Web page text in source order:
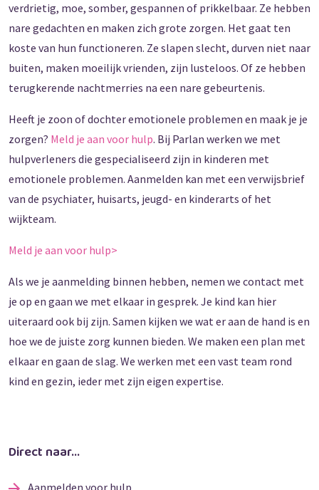
verdrietig, moe, somber, gespannen of prikkelbaar. Ze hebben
nare gedachten en maken zich grote zorgen. Het gaat ten
koste van hun functioneren. Ze slapen slecht, durven niet naar
buiten, maken moeilijk vrienden, zijn lusteloos. Of ze hebben
terugkerende nachtmerries na een nare gebeurtenis.
Heeft je zoon of dochter emotionele problemen en maak je je
zorgen? Meld je aan voor hulp. Bij Parlan werken we met
hulpverleners die gespecialiseerd zijn in kinderen met
emotionele problemen. Aanmelden kan met een verwijsbrief
van de psychiater, huisarts, jeugd- en kinderarts of het
wijkteam.
Meld je aan voor hulp>
Als we je aanmelding binnen hebben, nemen we contact met
je op en gaan we met elkaar in gesprek. Je kind kan hier
uiteraard ook bij zijn. Samen kijken we wat er aan de hand is en
hoe we de juiste zorg kunnen bieden. We maken een plan met
elkaar en gaan de slag. We werken met een vast team rond
kind en gezin, ieder met zijn eigen expertise.
Direct naar...
Aanmelden voor hulp